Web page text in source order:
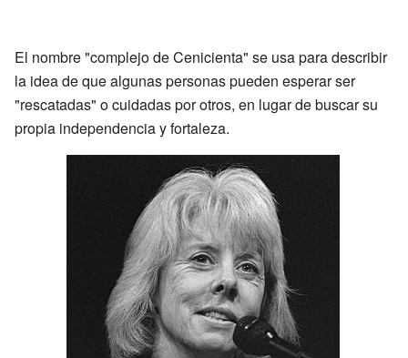
El nombre "complejo de Cenicienta" se usa para describir
la idea de que algunas personas pueden esperar ser
"rescatadas" o cuidadas por otros, en lugar de buscar su
propia independencia y fortaleza.